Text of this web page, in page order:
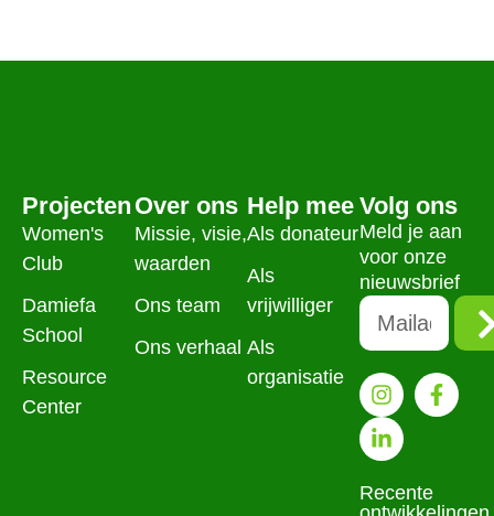
Projecten
Women's
Club
Damiefa
School
Resource
Center
Over ons
Missie, visie,
waarden
Ons team
Ons verhaal
Help mee
Als donateur
Als
vrijwilliger
Als
organisatie
Volg ons
Meld je aan
voor onze
nieuwsbrief
Recente